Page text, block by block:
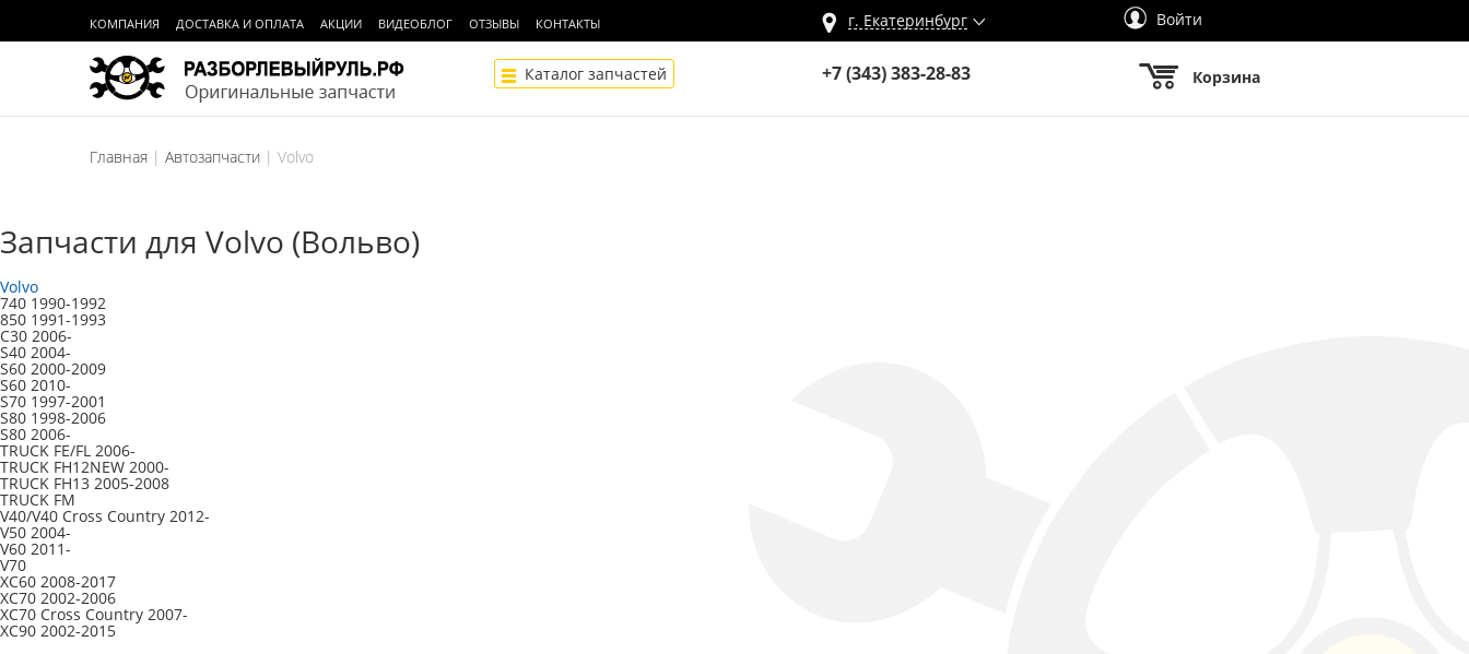
КОМПАНИЯ ДОСТАВКА И ОПЛАТА АКЦИИ ВИДЕОБЛОГ ОТЗЫВЫ КОНТАКТЫ г. Екатеринбург Войти
Каталог запчастей +7 (343) 383-28-83 Корзина
Главная Автозапчасти Volvo
Запчасти для Volvo (Вольво)
Volvo
740 1990-1992
850 1991-1993
C30 2006-
S40 2004-
S60 2000-2009
S60 2010-
S70 1997-2001
S80 1998-2006
S80 2006-
TRUCK FE/FL 2006-
TRUCK FH12NEW 2000-
TRUCK FH13 2005-2008
TRUCK FM
V40/V40 Cross Country 2012-
V50 2004-
V60 2011-
V70
XC60 2008-2017
XC70 2002-2006
XC70 Cross Country 2007-
XC90 2002-2015